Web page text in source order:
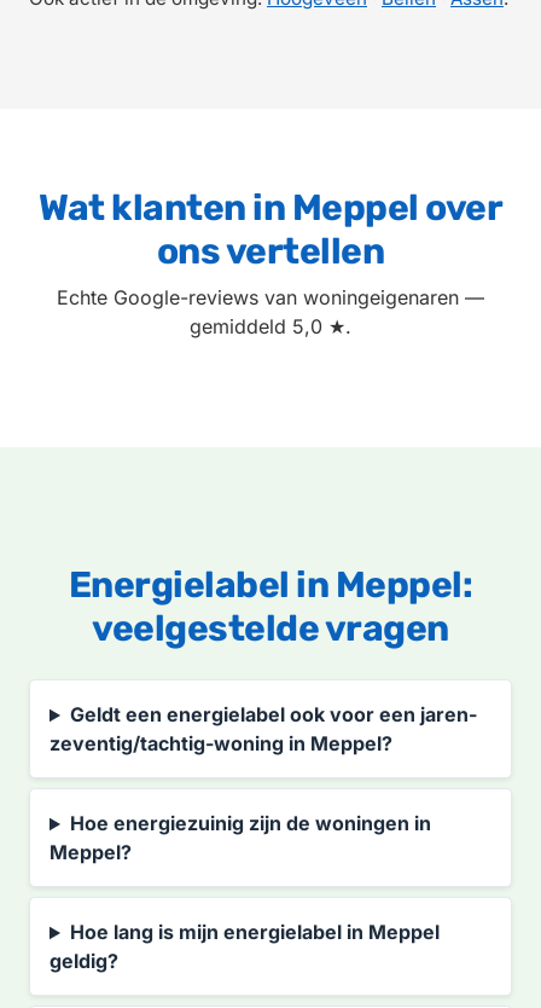
Wat klanten in Meppel over
ons vertellen
Echte Google-reviews van woningeigenaren —
gemiddeld 5,0 ★.
Energielabel in Meppel:
veelgestelde vragen
Geldt een energielabel ook voor een jaren-
zeventig/tachtig-woning in Meppel?
Hoe energiezuinig zijn de woningen in
Meppel?
Hoe lang is mijn energielabel in Meppel
geldig?